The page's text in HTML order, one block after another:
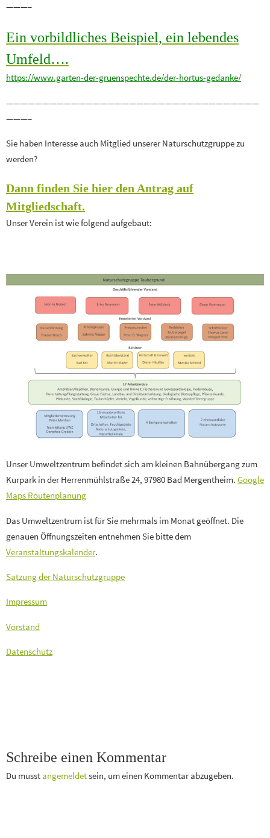
———–
Ein vorbildliches Beispiel, ein lebendes
Umfeld….
https://www.garten-der-gruenspechte.de/der-hortus-gedanke/
———————————————————————————————————
———–
Sie haben Interesse auch Mitglied unserer Naturschutzgruppe zu
werden?
Dann finden Sie hier den Antrag auf
Mitgliedschaft.
Unser Verein ist wie folgend aufgebaut:
Unser Umweltzentrum befindet sich am kleinen Bahnübergang zum
Kurpark in der Herrenmühlstraße 24, 97980 Bad Mergentheim. Google
Maps Routenplanung
Das Umweltzentrum ist für Sie mehrmals im Monat geöffnet. Die
genauen Öffnungszeiten entnehmen Sie bitte dem
Veranstaltungskalender.
Satzung der Naturschutzgruppe
Impressum
Vorstand
Datenschutz
Schreibe einen Kommentar
Du musst angemeldetsein, um einen Kommentar abzugeben.